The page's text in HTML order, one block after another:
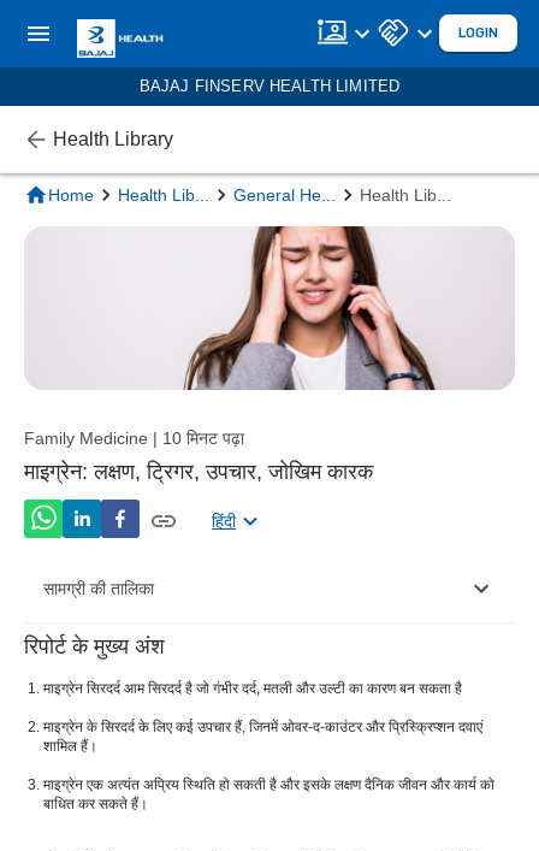
LOGIN
BAJAJ FINSERV HEALTH LIMITED
Health Library
Home Health Lib General He Health Lib
Family Medicine | 10 मिनट पढ़ा
माइग्रेन: लक्षण, ट्रिगर, उपचार, जोखिम कारक
हिंदी
सामग्री की तालिका
माइग्रेन क्या है?
माइग्रेन के प्रकार
रिपोर्ट के मुख्य अंश
माइग्रेन सिरदर्द आम सिरदर्द है जो गंभीर दर्द, मतली और उल्टी का कारण बन सकता है
माइग्रेन के सिरदर्द के लिए कई उपचार हैं, जिनमें ओवर-द-काउंटर और प्रिस्क्रिप्शन दवाएं
शामिल हैं।
माइग्रेन एक अत्यंत अप्रिय स्थिति हो सकती है और इसके लक्षण दैनिक जीवन और कार्य को
बाधित कर सकते हैं।